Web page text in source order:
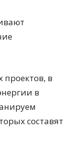
проектов, в
в
составят